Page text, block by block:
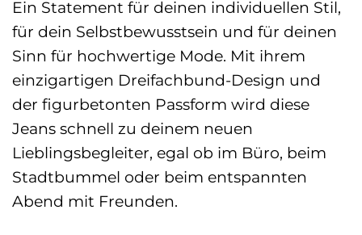
Ein Statement für deinen individuellen Stil,
für dein Selbstbewusstsein und für deinen
Sinn für hochwertige Mode. Mit ihrem
einzigartigen Dreifachbund-Design und
der figurbetonten Passform wird diese
Jeans schnell zu deinem neuen
Lieblingsbegleiter, egal ob im Büro, beim
Stadtbummel oder beim entspannten
Abend mit Freunden.